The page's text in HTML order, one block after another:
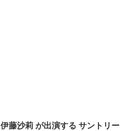
伊藤沙莉 が出演する サントリー